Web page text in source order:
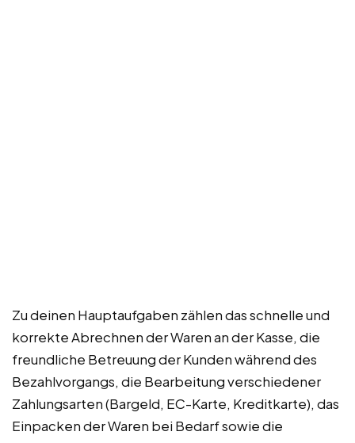
Zu deinen Hauptaufgaben zählen das schnelle und
korrekte Abrechnen der Waren an der Kasse, die
freundliche Betreuung der Kunden während des
Bezahlvorgangs, die Bearbeitung verschiedener
Zahlungsarten (Bargeld, EC-Karte, Kreditkarte), das
Einpacken der Waren bei Bedarf sowie die